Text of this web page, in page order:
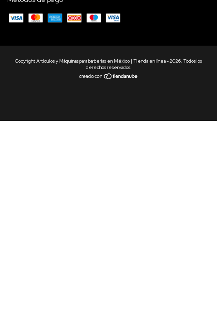
Copyright Artículos y Máquinas para barberías en México | Tienda en línea - 2026. Todos los
derechos reservados.